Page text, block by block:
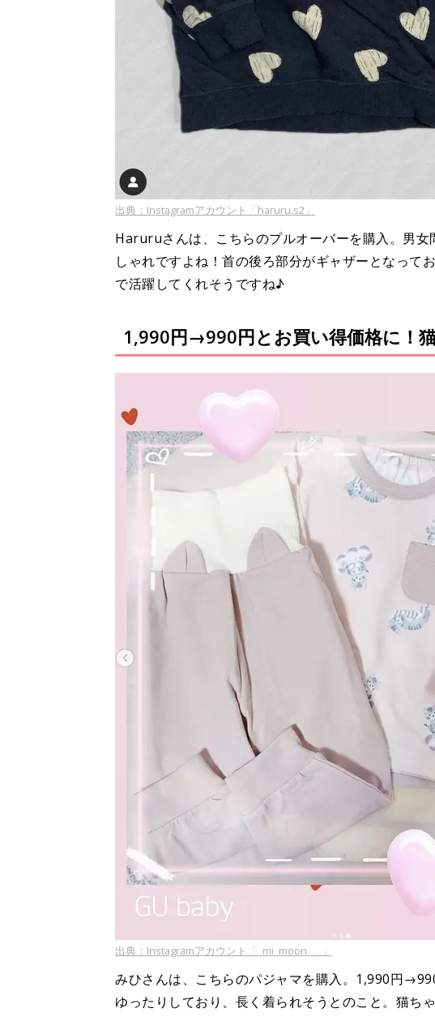
出典：Instagramアカウント「haruru.s2」
Haruruさんは、こちらのプルオーバーを購入。男
しゃれですよね！首の後ろ部分がギャザーとなって
で活躍してくれそうですね♪
1,990円→990円とお買い得価格に！
出典：Instagramアカウント「_mi_moon___」
みひさんは、こちらのパジャマを購入。1,990円
ゆったりしており、長く着られそうとのこと。猫ち